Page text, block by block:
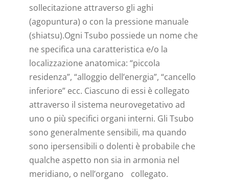
sollecitazione attraverso gli aghi
(agopuntura) o con la pressione manuale
(shiatsu).Ogni Tsubo possiede un nome che
ne specifica una caratteristica e/o la
localizzazione anatomica: “piccola
residenza”, “alloggio dell’energia”, “cancello
inferiore” ecc. Ciascuno di essi è collegato
attraverso il sistema neurovegetativo ad
uno o più specifici organi interni. Gli Tsubo
sono generalmente sensibili, ma quando
sono ipersensibili o dolenti è probabile che
qualche aspetto non sia in armonia nel
meridiano, o nell’organo collegato.